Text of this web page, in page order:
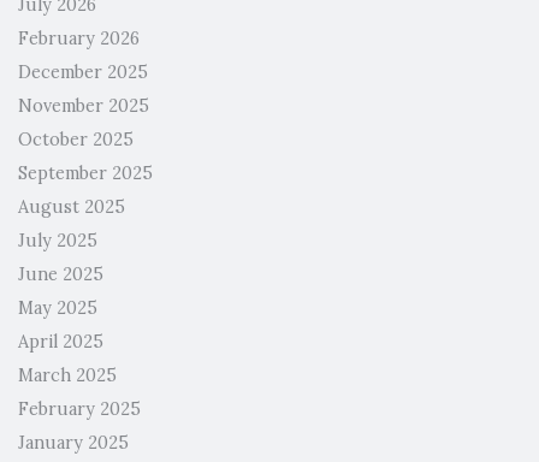
July 2026
February 2026
December 2025
November 2025
October 2025
September 2025
August 2025
July 2025
June 2025
May 2025
April 2025
March 2025
February 2025
January 2025